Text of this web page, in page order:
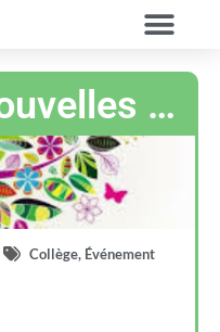
…
Collège, Événement